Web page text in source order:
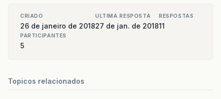
CRIADO
26 de janeiro de 2018
ULTIMA RESPOSTA
27 de jan. de 2018
RESPOSTAS
11
PARTICIPANTES
5
Topicos relacionados